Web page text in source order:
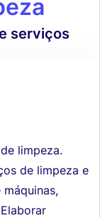
serviços
limpeza.
de limpeza e